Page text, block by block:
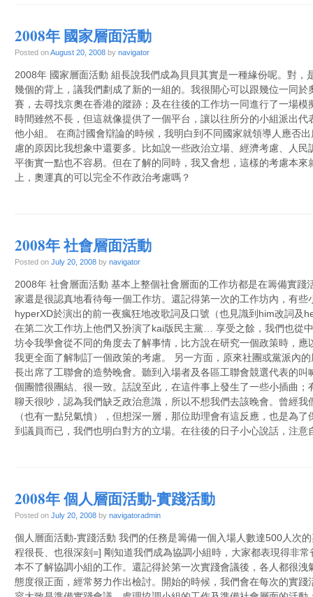
2008年 國家層面活動
Posted onAugust 20, 2008 by navigator
2008年 國家層面活動 組長說我們成為貝貝其實是一種緣份呢。對，
幾個的背上，議我們劃成了新的一組的。我很開心可以跟幾位一同
賽，去尋找京奧在香港的蹤跡；及在往後的工作坊一同進行了一場
時間雖然不長，但這就像提供了一個平台，讓以往所分的小組派出
他小組。 在商討國會辯論的時候，我明白到不同國家就領導人應否
慮的原因比我想象中還要多。比如說一些政治立場、經濟考慮、人
平衡實一點也不容易。但在了解的同時，我又會想，這樣的考慮本
上，奧運真的可以完全不作政治考慮嗎？
2008年 社會層面活動
Posted on July 20, 2008 by navigator
2008年 社會層面活動 基本上整個社會層面的工作坊都是在籌備實踐
家還是很認真地看待每一個工作坊。還記得第一次的工作坊內，有
hyperXD於演出的前一夜瘋狂地改歌詞及口號（也見識到him改詞及
在第二次工作坊上他們又扮演了kai版民主黨… 享受之餘，我們也從
坊令我學會從不同的角度去了解事情，比方說在研究一個政策時，
我更全面了解制訂一個政策的考慮。 另一方面，原來社團或黨派內
長出席了工聯會的造勢晚會。聽到入場者及各區工聯會競選代表的
個團體很團結、很一致。話說至此，在這件事上發生了一些小插曲
聊天很吵，認為我們缺乏政治意識，所以不想我們去該晚會。曾經我
（也有一點兒氣憤），但想深一層，那位助理會有這反應，也是為
到議員而已，我們也明白對方的立場。在往後的日子小心說話，注
2008年 個人層面活動-實踐活動
Posted on July 20, 2008 by navigatoradmin
個人層面活動-實踐活動 我們的任務是籌備一個入場人數達500人次
程很長、也很深刻=] 剛知道我們成為協調小組時，大家都表現得非
本不了解協調小組的工作。還記得於第一次實踐會議後，各人都很
態度很正面，經常努力作出檢討。開始的時候，我們會在每次的實